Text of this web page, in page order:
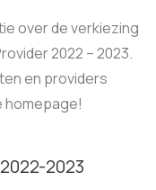
over de verkiezing
2022 – 2023.
en providers
homepage!
2023